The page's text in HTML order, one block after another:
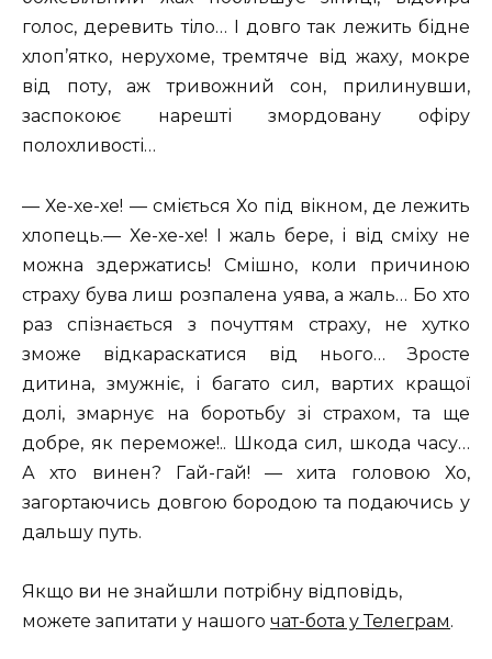
голос, деревить тіло… І довго так лежить бідне
хлоп’ятко, нерухоме, тремтяче від жаху, мокре
від поту, аж тривожний сон, прилинувши,
заспокоює нарешті змордовану офіру
полохливості…
— Хе-хе-хе! — сміється Хо під вікном, де лежить
хлопець.— Хе-хе-хе! І жаль бере, і від сміху не
можна здержатись! Смішно, коли причиною
страху бува лиш розпалена уява, а жаль… Бо хто
раз спізнається з почуттям страху, не хутко
зможе відкараскатися від нього… Зросте
дитина, змужніє, і багато сил, вартих кращої
долі, змарнує на боротьбу зі страхом, та ще
добре, як переможе!.. Шкода сил, шкода часу…
А хто винен? Гай-гай! — хита головою Хо,
загортаючись довгою бородою та подаючись у
дальшу путь.
Якщо ви не знайшли потрібну відповідь,
можете запитати у нашого чат-бота у Телеграм.